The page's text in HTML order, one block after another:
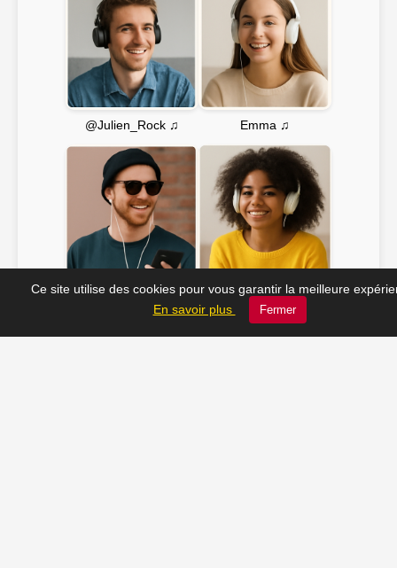
@Julien_Rock ♫ Emma ♫
JC_13 ♫ Soline ♫
Ce site utilise des cookies pour vous garantir la meilleure
En savoir plus
Fermer